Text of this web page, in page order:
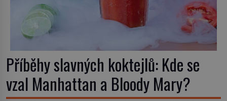
Příběhy slavných koktejlů: Kde se
vzal Manhattan a Bloody Mary?